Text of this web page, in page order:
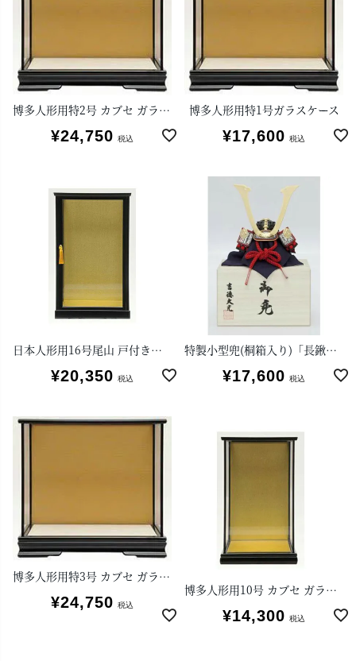
博多人形用特2号 カブセ ガラスケース
¥24,750 税込
博多人形用特1号ガラスケース
¥17,600 税込
日本人形用16号尾山 戸付きガラスケース
¥20,350 税込
特製小型兜(桐箱入り)「長鍬形」8号
¥17,600 税込
博多人形用特3号 カブセ ガラスケース
¥24,750 税込
博多人形用10号 カブセ ガラスケース
¥14,300 税込